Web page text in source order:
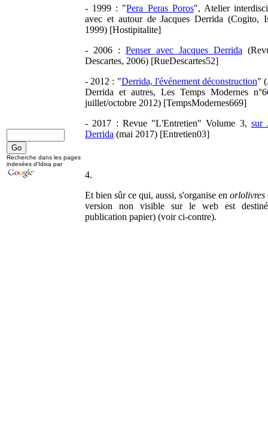
- 1999 : "Pera Peras Poros", Atelier
avec et autour de Jacques Derrida (Cogito,
1999) [Hostipitalite]
- 2006 : Penser avec Jacques Derrida
Descartes, 2006) [RueDescartes52]
- 2012 : "Derrida, l'événement déconstruction"
Derrida et autres, Les Temps Modernes
juillet/octobre 2012) [TempsModernes669]
- 2017 : Revue "L'Entretien" Volume 3, sur
Derrida (mai 2017) [Entretien03]
4.
Et bien sûr ce qui, aussi, s'organise en orlolivres
version non visible sur le web est
publication papier) (voir ci-contre).
Recherche dans les pages
indexées d'Idixa par